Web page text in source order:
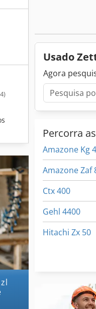
exatas podem
Usado
Agora
Percorra
Amazone Kg
Amazone Zaf
Ctx 400
Gehl 4400
Hitachi Zx 50
Hitachi Zx 70